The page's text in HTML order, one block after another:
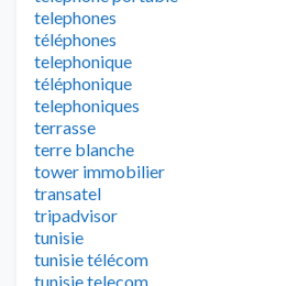
telephones
téléphones
telephonique
téléphonique
telephoniques
terrasse
terre blanche
tower immobilier
transatel
tripadvisor
tunisie
tunisie télécom
tunisie telecom